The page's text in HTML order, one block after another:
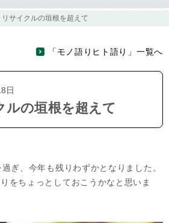
リサイクルの垣根を超えて
「モノ語りヒト語り」一覧へ
日
ルの垣根を超えて
ぎ、今年も残りわずかとなりました。
をちょっとしておこうかなと思いま